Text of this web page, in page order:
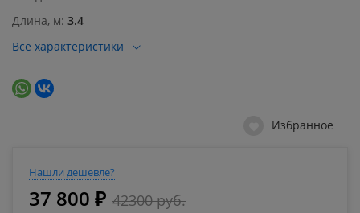
Длина, м 3.4
Все характеристики
Избранное
Нашли дешевле?
37 800 ₽ 42300 руб.